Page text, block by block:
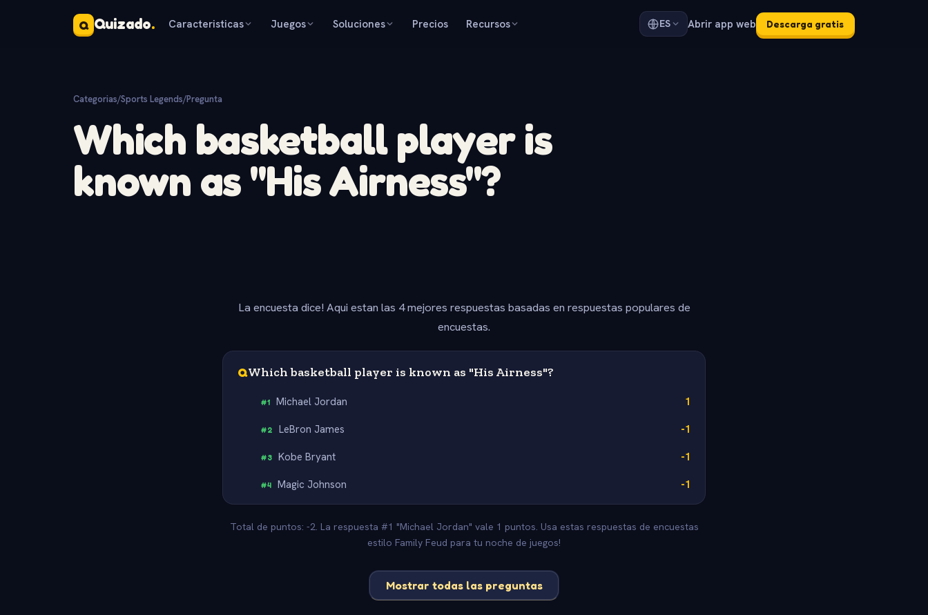
Q Quizado. Caracteristicas Juegos Soluciones Precios Recursos ES Abrir app web Descarga gratis
Categorias/Sports Legends/Pregunta
Which basketball player is
known as "His Airness"?
La encuesta dice! Aqui estan las 4 mejores respuestas basadas en respuestas populares de
encuestas.
QWhich basketball player is known as "His Airness"?
#1 Michael Jordan 1
#2 LeBron James -1
#3 Kobe Bryant -1
#4 Magic Johnson -1
Total de puntos: -2. La respuesta #1 "Michael Jordan" vale 1 puntos. Usa estas respuestas de encuestas
estilo Family Feud para tu noche de juegos!
Mostrar todas las preguntas